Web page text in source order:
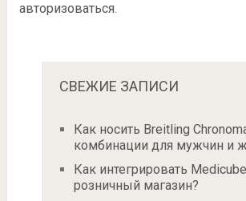
авторизоваться.
СВЕЖИЕ ЗАПИСИ
Как носить Breitling
комбинации для мужчин и
Как интегрировать
розничный магазин?